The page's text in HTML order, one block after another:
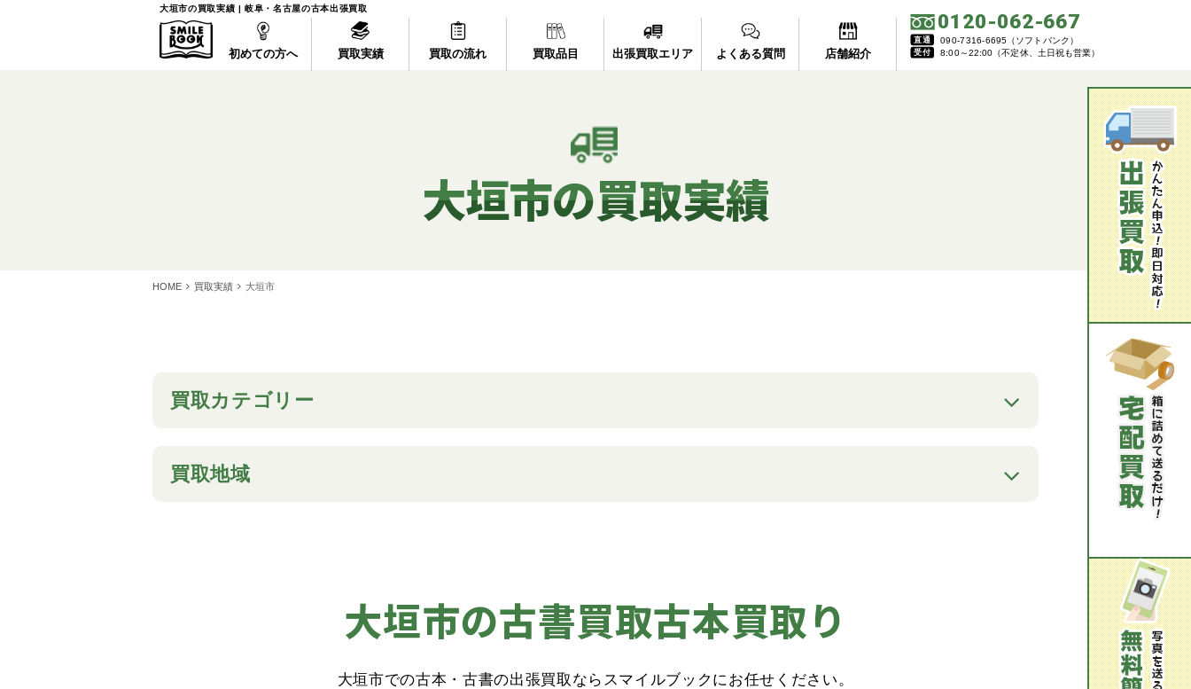
岐阜・名古屋の古本出張買取スマイルブック
初めての方へ 買取実績 買取の流れ 買取品目 出張買取エリア よくある質問 店舗紹介
0120-062-667
直通 090-7316-6695（ソフトバンク）
受付 8:00～22:00（不定休、土日祝も営業）
大垣市の買取実績 | 岐阜・名古屋の古本出張買取
初めての方へ 買取実績 買取の流れ 買取品目 出張買取エリア よくある質問 店舗紹介
0120-062-667
直通 090-7316-6695（ソフトバンク）
受付 8:00～22:00（不定休、土日祝も営業）
大垣市の買取実績
HOME 買取実績 大垣市
買取カテゴリー
買取地域
大垣市の古書買取古本買取り
大垣市での古本・古書の出張買取ならスマイルブックにお任せください。